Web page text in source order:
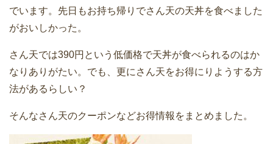
でいます。先日もお持ち帰りでさん天の天丼を食べました
がおいしかった。
さん天では390円という低価格で天丼が食べられるのはか
なりありがたい。でも、更にさん天をお得にりようする方
法があるらしい？
そんなさん天のクーポンなどお得情報をまとめました。